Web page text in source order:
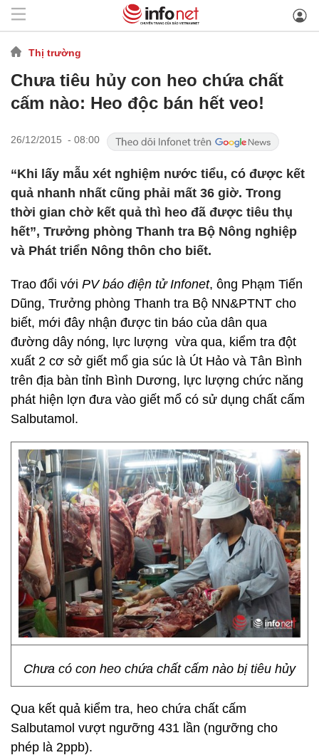
Thị trường
Chưa tiêu hủy con heo chứa chất
cấm nào: Heo độc bán hết veo!
26/12/2015 - 08:00
“Khi lấy mẫu xét nghiệm nước tiểu, có được kết
quả nhanh nhất cũng phải mất 36 giờ. Trong
thời gian chờ kết quả thì heo đã được tiêu thụ
hết”, Trưởng phòng Thanh tra Bộ Nông nghiệp
và Phát triển Nông thôn cho biết.
Trao đổi với PV báo điện tử Infonet, ông Phạm Tiến
Dũng, Trưởng phòng Thanh tra Bộ NN&PTNT cho
biết, mới đây nhận được tin báo của dân qua
đường dây nóng, lực lượng vừa qua, kiểm tra đột
xuất 2 cơ sở giết mổ gia súc là Út Hảo và Tân Bình
trên địa bàn tỉnh Bình Dương, lực lượng chức năng
phát hiện lợn đưa vào giết mổ có sử dụng chất cấm
Salbutamol.
Chưa có con heo chứa chất cấm nào bị tiêu hủy
Qua kết quả kiểm tra, heo chứa chất cấm
Salbutamol vượt ngưỡng 431 lần (ngưỡng cho
phép là 2ppb).